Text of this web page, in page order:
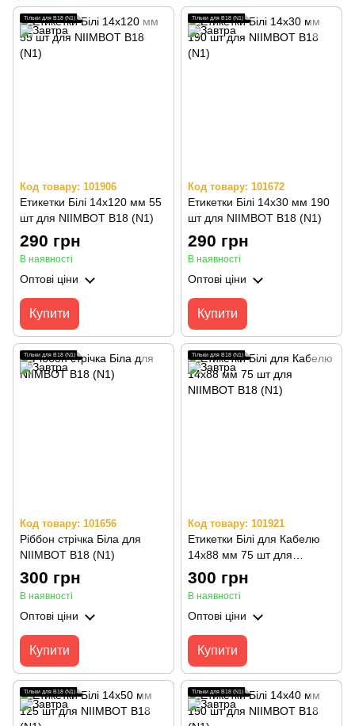
Тільки для B18 (N1)
Код товару: 101906
Етикетки Білі 14х120 мм 55
шт для NIIMBOT B18 (N1)
290 грн
В наявності
Оптові ціни
Купити
Тільки для B18 (N1)
Код товару: 101672
Етикетки Білі 14х30 мм 190
шт для NIIMBOT B18 (N1)
290 грн
В наявності
Оптові ціни
Купити
Тільки для B18 (N1)
Код товару: 101656
Ріббон стрічка Біла для
NIIMBOT B18 (N1)
300 грн
В наявності
Оптові ціни
Купити
Тільки для B18 (N1)
Код товару: 101921
Етикетки Білі для Кабелю
14х88 мм 75 шт для
NIIMBOT B18 (N1)
300 грн
В наявності
Оптові ціни
Купити
Тільки для B18 (N1) Тільки для B18 (N1)